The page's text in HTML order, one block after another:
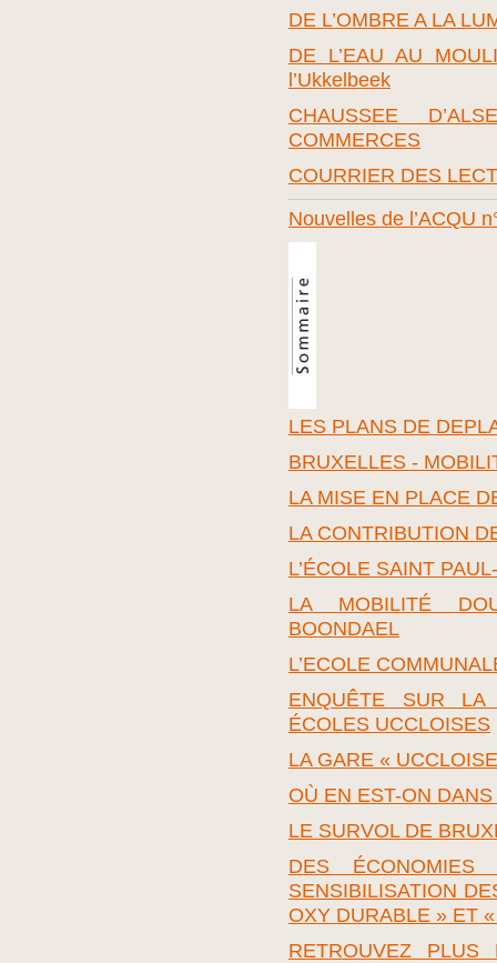
DE L’OMBRE A LA
DE L’EAU AU
l’Ukkelbeek
CHAUSSEE
COMMERCES
COURRIER DES
Nouvelles de l’ACQU
LES PLANS DE
BRUXELLES -
LA MISE EN PLACE
LA CONTRIBUTION
L’ÉCOLE SAINT
LA MOBILITÉ
BOONDAEL
L’ECOLE
ENQUÊTE SUR
ÉCOLES UCCLOISES
LA GARE «
OÙ EN EST-ON
LE SURVOL DE
DES
SENSIBILISATION
OXY DURABLE » ET
RETROUVEZ PLUS